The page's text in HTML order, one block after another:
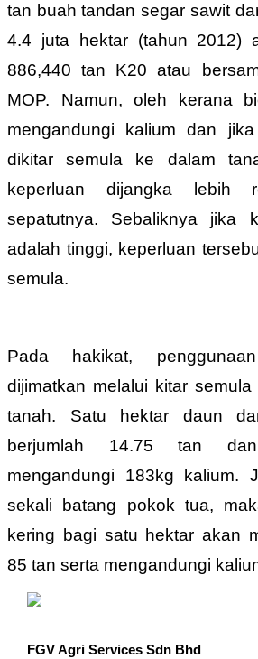
tan buah tandan segar sawit
4.4 juta hektar (tahun 2012)
886,440 tan K20 atau
MOP. Namun, oleh kerana
mengandungi kalium dan
dikitar semula ke dalam
keperluan dijangka lebih
sepatutnya. Sebaliknya jika
adalah tinggi, keperluan
semula.
Pada hakikat,
dijimatkan melalui kitar
tanah. Satu hektar daun
berjumlah 14.75 tan
mengandungi 183kg kalium.
sekali batang pokok tua,
kering bagi satu hektar akan
85 tan serta mengandungi
FGV Agri Services Sdn Bhd